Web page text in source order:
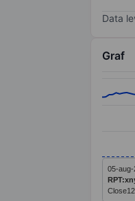
Data
Graf
Line
The
The
05-aug-
Close